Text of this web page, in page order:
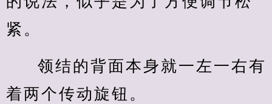
紧。
领结的背面本身就一左一右有
着两个传动旋钮。